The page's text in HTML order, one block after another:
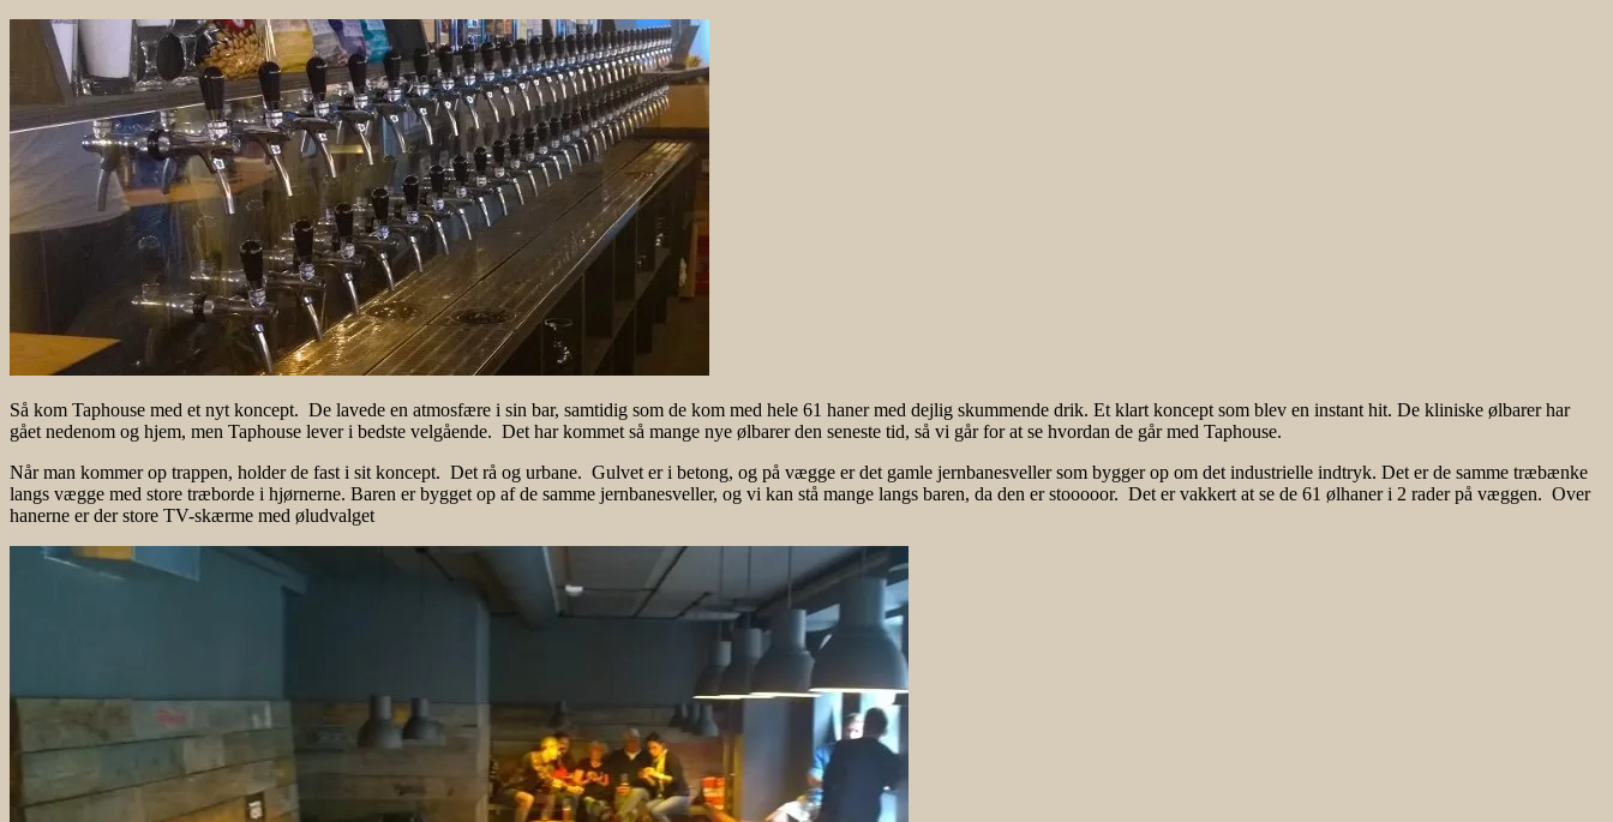
Så kom Taphouse med et nyt koncept. De lavede en atmosfære i sin bar, samtidig som de kom med hele 61 haner med dejlig skummende drik. Et klart koncept som blev en instant hit. De kliniske ølbarer har
gået nedenom og hjem, men Taphouse lever i bedste velgående. Det har kommet så mange nye ølbarer den seneste tid, så vi går for at se hvordan de går med Taphouse.
Når man kommer op trappen, holder de fast i sit koncept. Det rå og urbane. Gulvet er i betong, og på vægge er det gamle jernbanesveller som bygger op om det industrielle indtryk. Det er de samme træbænke
langs vægge med store træborde i hjørnerne. Baren er bygget op af de samme jernbanesveller, og vi kan stå mange langs baren, da den er stooooor. Det er vakkert at se de 61 ølhaner i 2 rader på væggen. Over
hanerne er der store TV-skærme med øludvalget